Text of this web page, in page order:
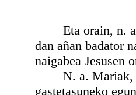
Eta orain, n. a.
dan añan badator
naigabea Jesusen
N. a. Mariak,
gastetasuneko